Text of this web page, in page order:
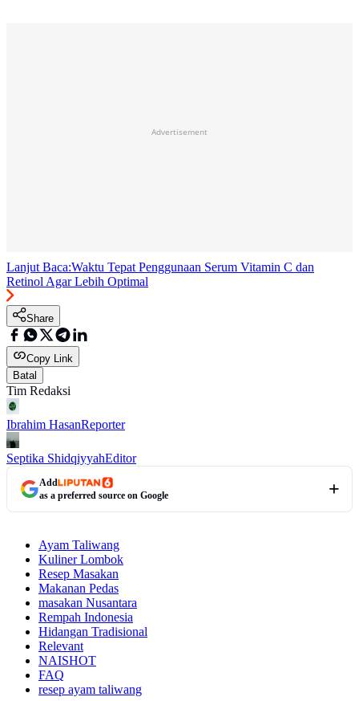
Advertisement
Lanjut Baca:Waktu Tepat Penggunaan Serum Vitamin C dan
Retinol Agar Lebih Optimal
Share
Copy Link
Batal
Tim Redaksi
Ibrahim HasanReporter
Septika ShidqiyyahEditor
Add
as a preferred source on Google
Ayam Taliwang
Kuliner Lombok
Resep Masakan
Makanan Pedas
masakan Nusantara
Rempah Indonesia
Hidangan Tradisional
Relevant
NAISHOT
FAQ
resep ayam taliwang